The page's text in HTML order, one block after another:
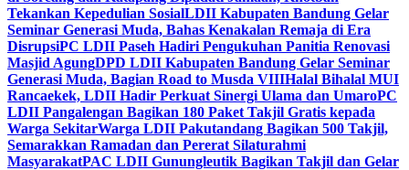
Tekankan Kepedulian SosialLDII Kabupaten Bandung Gelar
Seminar Generasi Muda, Bahas Kenakalan Remaja di Era
DisrupsiPC LDII Paseh Hadiri Pengukuhan Panitia Renovasi
Masjid AgungDPD LDII Kabupaten Bandung Gelar Seminar
Generasi Muda, Bagian Road to Musda VIIIHalal Bihalal MUI
Rancaekek, LDII Hadir Perkuat Sinergi Ulama dan UmaroPC
LDII Pangalengan Bagikan 180 Paket Takjil Gratis kepada
Warga SekitarWarga LDII Pakutandang Bagikan 500 Takjil,
Semarakkan Ramadan dan Pererat Silaturahmi
MasyarakatPAC LDII Gunungleutik Bagikan Takjil dan Gelar